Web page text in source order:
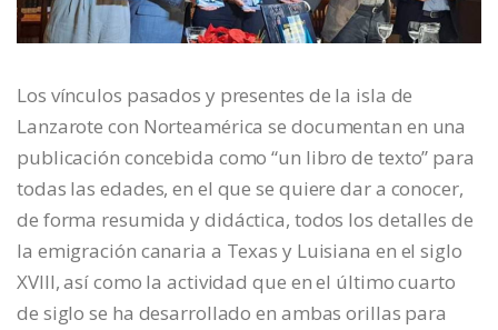
Los vínculos pasados y presentes de la isla de
Lanzarote con Norteamérica se documentan en una
publicación concebida como “un libro de texto” para
todas las edades, en el que se quiere dar a conocer,
de forma resumida y didáctica, todos los detalles de
la emigración canaria a Texas y Luisiana en el siglo
XVIII, así como la actividad que en el último cuarto
de siglo se ha desarrollado en ambas orillas para